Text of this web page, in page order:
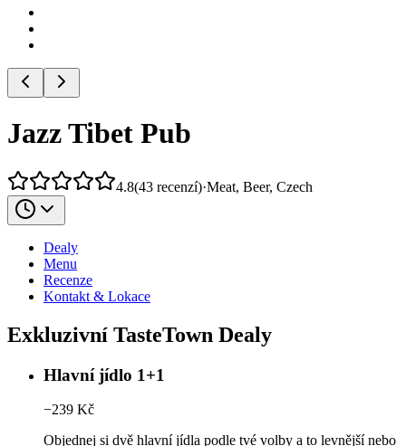
Jazz Tibet Pub
4.8(43 recenzí)·Meat, Beer, Czech
Dealy
Menu
Recenze
Kontakt & Lokace
Exkluzivní TasteTown Dealy
Hlavní jídlo 1+1
−239 Kč
Objednej si dvě hlavní jídla podle tvé volby a to levnější nebo